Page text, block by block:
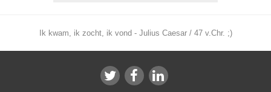
Ik kwam, ik zocht, ik vond - Julius Caesar / 47 v.Chr. ;)